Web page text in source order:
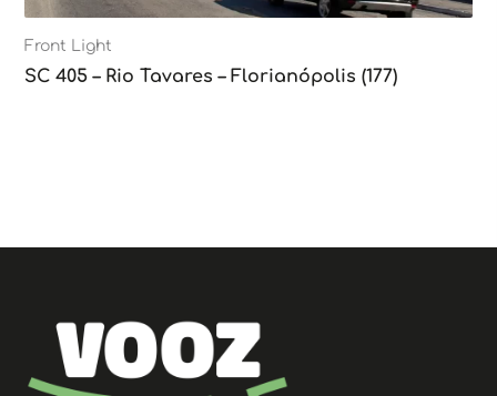
Front Light
SC 405 – Rio Tavares – Florianópolis (177)